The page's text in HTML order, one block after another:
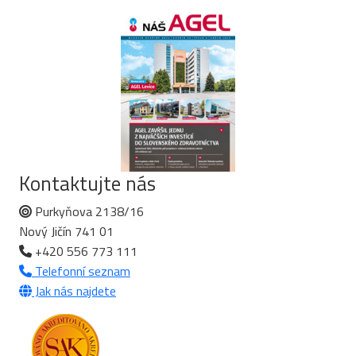
Kontaktujte nás
Purkyňova 2138/16
Nový Jičín 741 01
+420 556 773 111
Telefonní seznam
Jak nás najdete